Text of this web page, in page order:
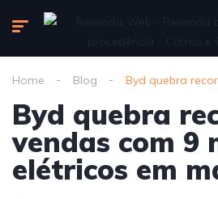
Home Blog Byd quebra
Byd quebra
vendas com 9
elétricos em